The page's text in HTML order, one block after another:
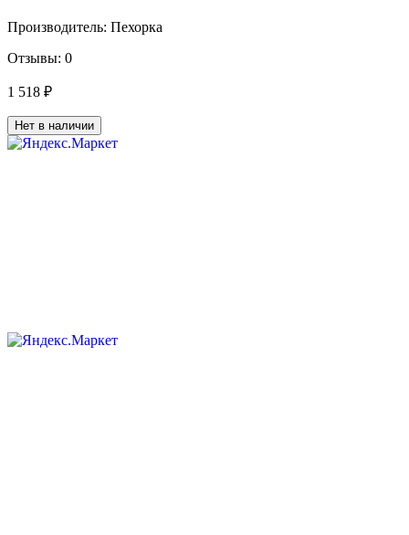
Производитель: Пехорка
Отзывы: 0
1 518 ₽
Нет в наличии